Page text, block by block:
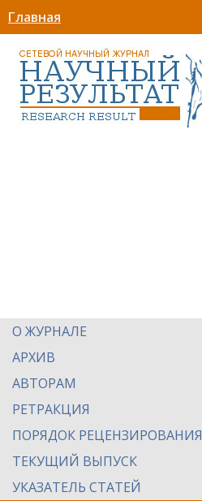
Главная
О ЖУРНАЛЕ
АРХИВ
АВТОРАМ
РЕТРАКЦИЯ
ПОРЯДОК РЕЦЕНЗИРОВАНИЯ
ТЕКУЩИЙ ВЫПУСК
УКАЗАТЕЛЬ СТАТЕЙ